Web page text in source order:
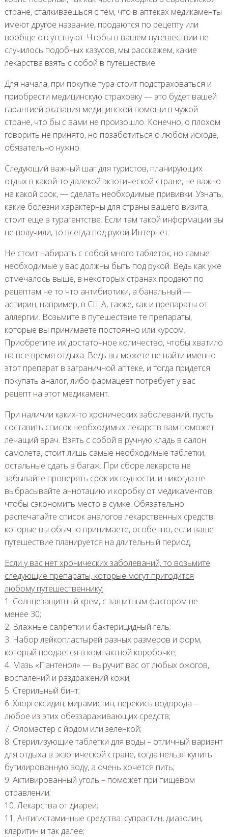
стране, сталкиваешься с тем, что в аптеках медикаменты
имеют другое название, продаются по рецепту или
вообще отсутствуют. Чтобы в вашем путешествии не
случилось подобных казусов, мы расскажем, какие
лекарства взять с собой в путешествие.
Для начала, при покупке тура стоит подстраховаться и
приобрести медицинскую страховку — это будет вашей
гарантией оказания медицинской помощи в чужой
стране, что бы с вами не произошло. Конечно, о плохом
говорить не принято, но позаботиться о любом исходе,
обязательно нужно.
Следующий важный шаг для туристов, планирующих
отдых в какой-то далекой экзотической стране, не важно
на какой срок, — сделать необходимые прививки. Узнать,
какие болезни характерны для страны вашего визита,
стоит еще в турагентстве. Если там такой информации вы
не получили, то всегда под рукой Интернет.
Не стоит набирать с собой много таблеток, но самые
необходимые у вас должны быть под рукой. Ведь как уже
отмечалось выше, в некоторых странах продают по
рецептам не то что антибиотики, а банальный —
аспирин, например, в США, также, как и препараты от
аллергии. Возьмите в путешествие те препараты,
которые вы принимаете постоянно или курсом.
Приобретите их достаточное количество, чтобы хватило
на все время отдыха. Ведь вы можете не найти именно
этот препарат в заграничной аптеке, и тогда придется
покупать аналог, либо фармацевт потребует у вас
рецепт на этот медикамент.
При наличии каких-то хронических заболеваний, пусть
составить список необходимых лекарств вам поможет
лечащий врач. Взять с собой в ручную кладь в салон
самолета, стоит лишь самые необходимые таблетки,
остальные сдать в багаж. При сборе лекарств не
забывайте проверять срок их годности, и никогда не
выбрасывайте аннотацию и коробку от медикаментов,
чтобы сэкономить место в сумке. Обязательно
распечатайте список аналогов лекарственных средств,
которые вы обычно принимаете, особенно, если ваше
путешествие планируется на длительный период.
Если у вас нет хронических заболеваний, то возьмите
следующие препараты, которые могут пригодится
любому путешественнику:
1. Солнцезащитный крем, с защитным фактором не
менее 30;
2. Влажные салфетки и бактерицидный гель;
3. Набор лейкопластырей разных размеров и форм,
который продается в компактной коробочке;
4. Мазь «Пантенол» — выручит вас от любых ожогов,
воспалений и раздражений кожи;
5. Стерильный бинт;
6. Хлоргексидин, мирамистин, перекись водорода –
любое из этих обеззараживающих средств;
7. Фломастер с йодом или зеленкой;
8. Стерилизующие таблетки для воды – отличный вариант
для отдыха в экзотической стране, когда нельзя купить
бутилированную воду, а очень хочется пить;
9. Активированный уголь – поможет при пищевом
отравлении;
10. Лекарства от диареи;
11. Антигистаминные средства: супрастин, диазолин,
кларитин и так далее;